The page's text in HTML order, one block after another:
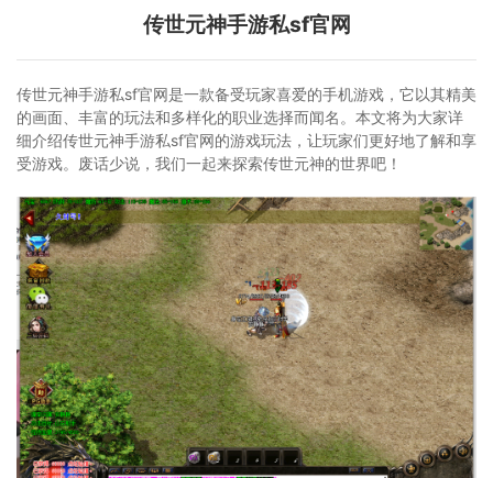
传世元神手游私sf官网
传世元神手游私sf官网是一款备受玩家喜爱的手机游戏，它以其精美
的画面、丰富的玩法和多样化的职业选择而闻名。本文将为大家详
细介绍传世元神手游私sf官网的游戏玩法，让玩家们更好地了解和享
受游戏。废话少说，我们一起来探索传世元神的世界吧！